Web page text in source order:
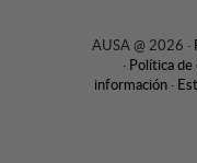
AUSA @ 2026 ·
· Política de
información ·